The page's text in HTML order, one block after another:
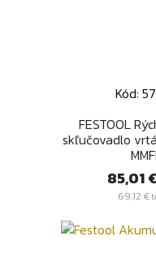
Kód:
FESTOOL
skľučovadlo
Cena
85,01 €
69,12 €
